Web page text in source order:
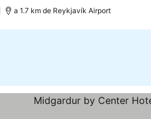
a 1.7 km de Reykjavík Airport